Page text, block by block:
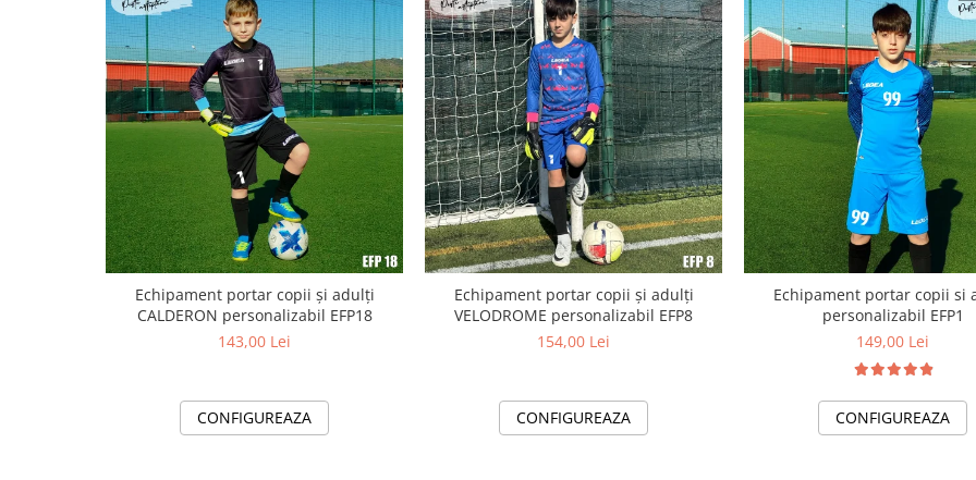
Echipament portar copii și adulți
CALDERON personalizabil EFP18
143,00 Lei
CONFIGUREAZA
Echipament portar copii și adulți
VELODROME personalizabil EFP8
154,00 Lei
CONFIGUREAZA
Echipament portar copii si
personalizabil EFP1
149,00 Lei
CONFIGUREAZA